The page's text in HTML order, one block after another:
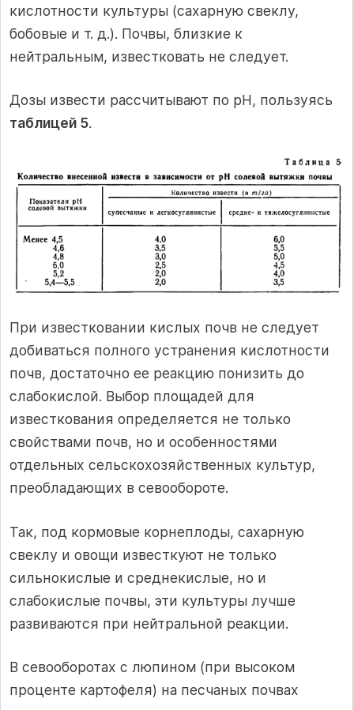
кислотности культуры (сахарную свеклу,
бобовые и т. д.). Почвы, близкие к
нейтральным, известковать не следует.
Дозы извести рассчитывают по pH, пользуясь
таблицей 5.
При известковании кислых почв не следует
добиваться полного устранения кислотности
почв, достаточно ее реакцию понизить до
слабокислой. Выбор площадей для
известкования определяется не только
свойствами почв, но и особенностями
отдельных сельскохозяйственных культур,
преобладающих в севообороте.
Так, под кормовые корнеплоды, сахарную
свеклу и овощи известкуют не только
сильнокислые и среднекислые, но и
слабокислые почвы, эти культуры лучше
развиваются при нейтральной реакции.
В севооборотах с люпином (при высоком
проценте картофеля) на песчаных почвах